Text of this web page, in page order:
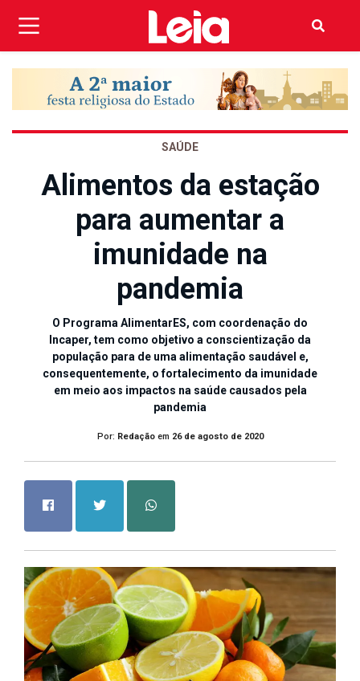
SAÚDE
Alimentos da estação
para aumentar a
imunidade na
pandemia
O Programa AlimentarES, com coordenação do
Incaper, tem como objetivo a conscientização da
população para de uma alimentação saudável e,
consequentemente, o fortalecimento da imunidade
em meio aos impactos na saúde causados pela
pandemia
Por: Redaçãoem 26 de agosto de 2020